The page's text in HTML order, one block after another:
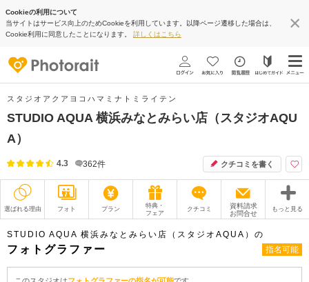
Cookieの利用について
当サイトはサービス向上のためCookieを利用しています。以降ページ遷移した場合は、
Cookie利用に同意したことになります。 詳しくはこちら
スタジオアクアヨコハマミナトミライテン
STUDIO AQUA 横浜みなとみらい店（スタジオAQU
A）
4.3 362件 クチコミを書く
選ばれる理由 フォト プラン
特典・
フェア
クチコミ
資料請求
お問合せ
もっと見る
撮影レポート フォトグラファー
STUDIO AQUA 横浜みなとみらい店（スタジオAQUA）の
フォトグラファー 指名可能